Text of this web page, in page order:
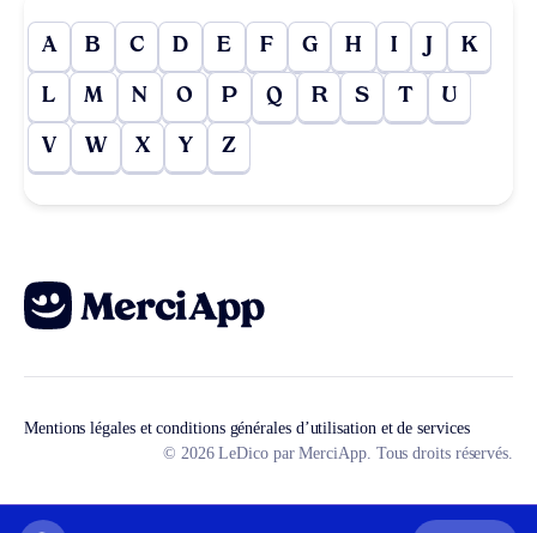
A B C D E F G H I J K
L M N O P Q R S T U
V W X Y Z
Mentions légales et conditions générales d’utilisation et de services
© 2026 LeDico par MerciApp. Tous droits réservés.